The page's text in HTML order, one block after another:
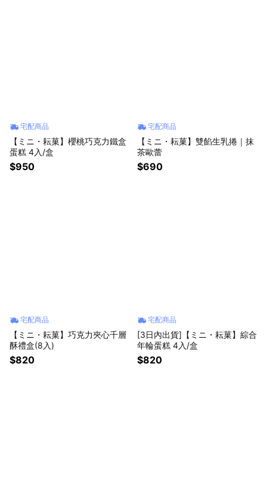
宅配商品
【ミニ・耘菓】櫻桃巧克力鐵盒
蛋糕 4入/盒
$950
宅配商品
【ミニ・耘菓】雙餡生乳捲｜抹
茶歐蕾
$690
宅配商品
【ミニ・耘菓】巧克力夾心千層
酥禮盒(8入)
$820
宅配商品
[3日內出貨]【ミニ・耘菓】綜合
年輪蛋糕 4入/盒
$820